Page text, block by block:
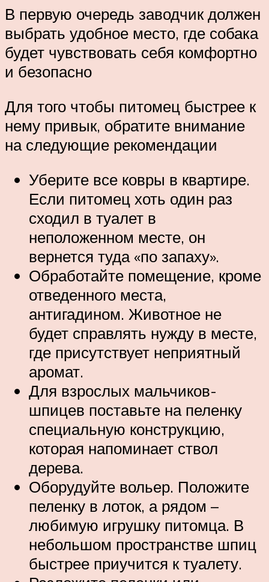
В первую очередь заводчик должен
выбрать удобное место, где собака
будет чувствовать себя комфортно
и безопасно
Для того чтобы питомец быстрее к
нему привык, обратите внимание
на следующие рекомендации
Уберите все ковры в квартире.
Если питомец хоть один раз
сходил в туалет в
неположенном месте, он
вернется туда «по запаху».
Обработайте помещение, кроме
отведенного места,
антигадином. Животное не
будет справлять нужду в месте,
где присутствует неприятный
аромат.
Для взрослых мальчиков-
шпицев поставьте на пеленку
специальную конструкцию,
которая напоминает ствол
дерева.
Оборудуйте вольер. Положите
пеленку в лоток, а рядом –
любимую игрушку питомца. В
небольшом пространстве шпиц
быстрее приучится к туалету.